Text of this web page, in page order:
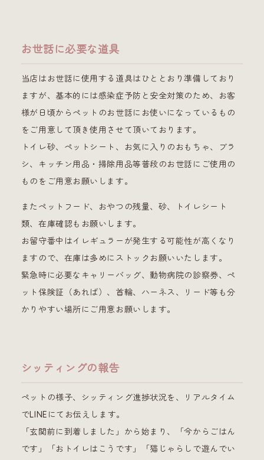
お世話に必要な道具
当店はお世話に使用する道具はひととおり準備しており
ますが、基本的には感染症予防と安全対策のため、お客
様が日頃からペットのお世話にお使いになっているもの
をご用意して頂き使用させて頂いております。
トイレ砂、ペットシート、お気に入りのおもちゃ、ブラ
シ、キッチン用品・掃除用品等普段のお世話にご使用の
ものをご用意お願いします。
またペットフード、おやつの残量、砂、トイレシート
類、在庫確認もお願いします。
お留守番中はイレギュラーが発生する可能性が高くなり
ますので、在庫は多めにストックお願いいたします。
緊急時に必要なキャリーバッグ、動物病院の診察券、ペ
ット保険証（あれば）、首輪、ハーネス、リード等も分
かりやすい場所にご用意お願いします。
シッティングの報告
ペットの様子、シッティング進捗状況を、リアルタイム
でLINEにてお伝えします。
「玄関前に到着しました」から始まり、「今からごはん
です」「おトイレはこうです」「猫じゃらしで遊んでい